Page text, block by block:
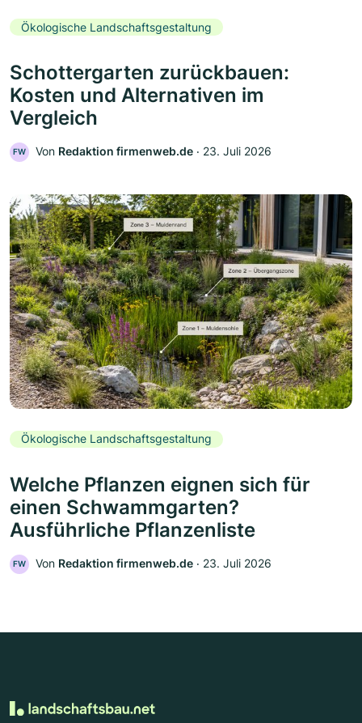
Ökologische Landschaftsgestaltung
Schottergarten zurückbauen:
Kosten und Alternativen im
Vergleich
FW Von Redaktion firmenweb.de ‧ 23. Juli 2026
Ökologische Landschaftsgestaltung
Welche Pflanzen eignen sich für
einen Schwammgarten?
Ausführliche Pflanzenliste
FW Von Redaktion firmenweb.de ‧ 23. Juli 2026